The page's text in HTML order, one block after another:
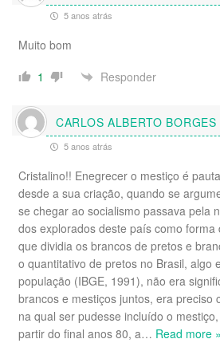
5 anos atrás
Muito bom
1
Responder
CARLOS ALBERTO BORGES
5 anos atrás
Cristalino!! Enegrecer o mestiço é
desde a sua criação, quando se
se chegar ao socialismo passava pela
dos explorados deste país como
que dividia os brancos de pretos e
o quantitativo de pretos no Brasil, algo
população (IBGE, 1991), não era
brancos e mestiços juntos, era preciso
na qual ser pudesse incluído o
partir do final anos 80, a… Read more »